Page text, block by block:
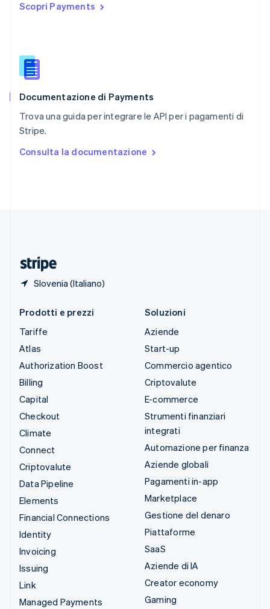
Scopri Payments
Documentazione di Payments
Trova una guida per integrare le API per i pagamenti di
Stripe.
Consulta la documentazione
Slovenia (Italiano)
English
English
Slovacchia
Slovenia
Spagna
Español
English Español简体中文
Prodotti e prezzi
Tariffe
Atlas
Authorization Boost
Billing
Capital
Checkout
Climate
Connect
Criptovalute
Data Pipeline
Elements
Financial Connections
Identity
Invoicing
Issuing
Link
Managed Payments
Soluzioni
Aziende
Start-up
Commercio agentico
Criptovalute
E-commerce
Strumenti finanziari
integrati
Automazione per finanza
Aziende globali
Pagamenti in-app
Marketplace
Gestione del denaro
Piattaforme
SaaS
Aziende di IA
Creator economy
Gaming